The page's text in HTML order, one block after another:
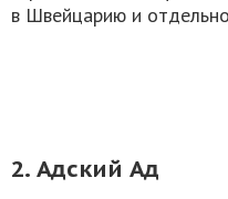
в Швейцарию и
2. Адский Ад